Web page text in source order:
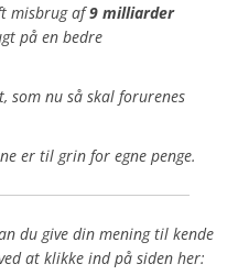
misbrug af9 milliarder
på en bedre
som nu så skal forurenes
er til grin for egne penge.
du give din mening til kende
at klikke ind på siden her: